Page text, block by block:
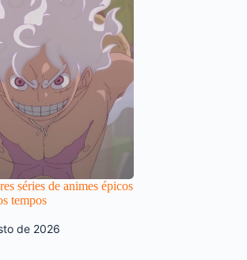
séries de animes épicos
tempos
de 2026